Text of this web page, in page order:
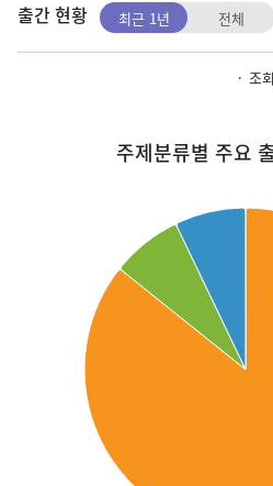
출간 현황 최근 1년 전체
조
주제분류별 주요
Pie chart with 3 slices.